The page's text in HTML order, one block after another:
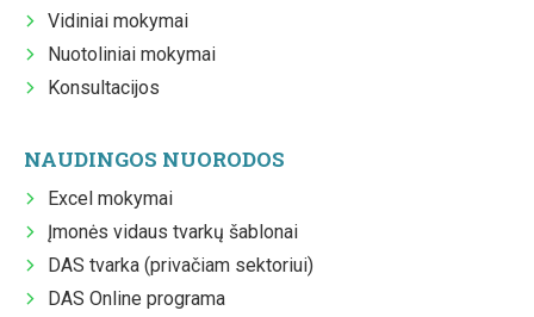
Vidiniai mokymai
Nuotoliniai mokymai
Konsultacijos
NAUDINGOS NUORODOS
Excel mokymai
Įmonės vidaus tvarkų šablonai
DAS tvarka (privačiam sektoriui)
DAS Online programa